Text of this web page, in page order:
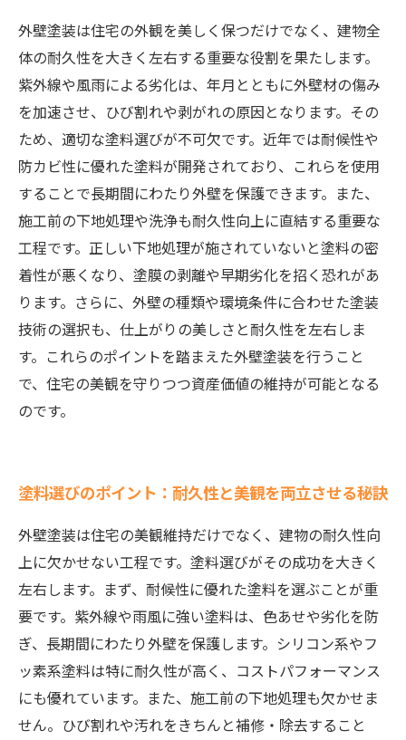
仕上げとメンテナンス：美しさと耐久性を長持
ちさせるコツ
実例で学ぶ：外壁塗装が住宅資産価値を高めた
成功事例
まとめ：外壁塗装の秘訣を知り、理想の住まい
を守ろう
外壁塗装は住宅の外観を美しく保つだけでなく、建物全
体の耐久性を大きく左右する重要な役割を果たします。
紫外線や風雨による劣化は、年月とともに外壁材の傷み
を加速させ、ひび割れや剥がれの原因となります。その
ため、適切な塗料選びが不可欠です。近年では耐候性や
防カビ性に優れた塗料が開発されており、これらを使用
することで長期間にわたり外壁を保護できます。また、
施工前の下地処理や洗浄も耐久性向上に直結する重要な
工程です。正しい下地処理が施されていないと塗料の密
着性が悪くなり、塗膜の剥離や早期劣化を招く恐れがあ
ります。さらに、外壁の種類や環境条件に合わせた塗装
技術の選択も、仕上がりの美しさと耐久性を左右しま
す。これらのポイントを踏まえた外壁塗装を行うこと
で、住宅の美観を守りつつ資産価値の維持が可能となる
のです。
塗料選びのポイント：耐久性と美観を両立させる秘訣
外壁塗装は住宅の美観維持だけでなく、建物の耐久性向
上に欠かせない工程です。塗料選びがその成功を大きく
左右します。まず、耐候性に優れた塗料を選ぶことが重
要です。紫外線や雨風に強い塗料は、色あせや劣化を防
ぎ、長期間にわたり外壁を保護します。シリコン系やフ
ッ素系塗料は特に耐久性が高く、コストパフォーマンス
にも優れています。また、施工前の下地処理も欠かせま
せん。ひび割れや汚れをきちんと補修・除去すること